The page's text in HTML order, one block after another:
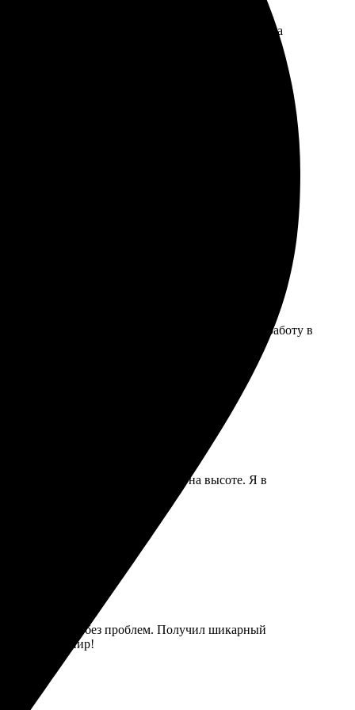
и удобный интерфейс на сайте. Легко выбрала
прошло быстро, всего за несколько дней.
Всем друзьям и знакомым рекомендую, очень
именно их. Рекомендую всем!
всё быстро и четко выполнили. Получила работу в
работу в срок, качество на высоте. Я в
фото прошли без проблем. Получил шикарный
сувенир!